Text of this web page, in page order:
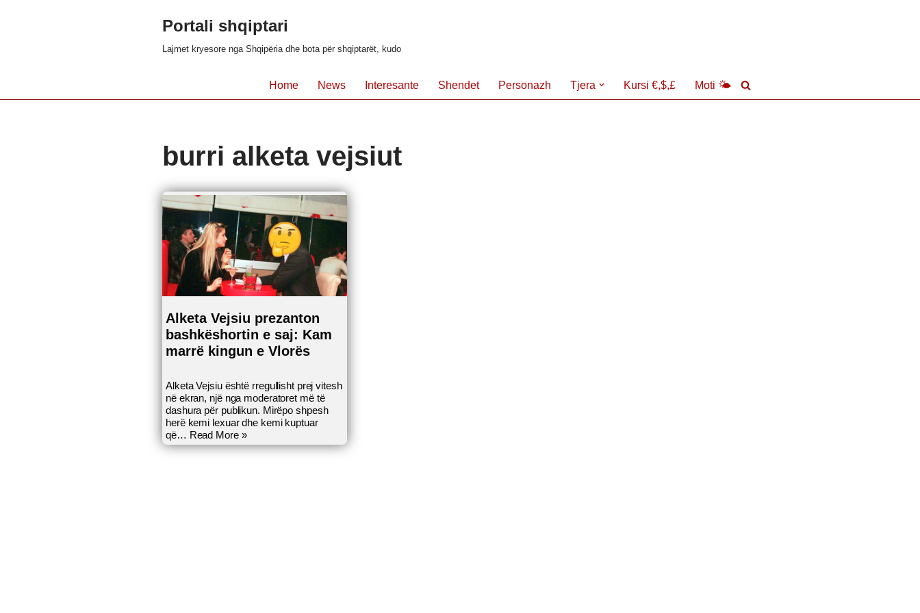
Portali shqiptari
Lajmet kryesore nga Shqipëria dhe bota për shqiptarët, kudo
Home News Interesante Shendet Personazh Tjera Kursi €,$,£ Moti 🌤
burri alketa vejsiut
Alketa Vejsiu prezanton
bashkëshortin e saj: Kam
marrë kingun e Vlorës
Alketa Vejsiu është rregullisht prej vitesh
në ekran, një nga moderatoret më të
dashura për publikun. Mirëpo shpesh
herë kemi lexuar dhe kemi kuptuar
që… Read More »